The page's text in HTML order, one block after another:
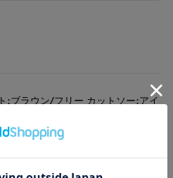
:ブラウン/フリー カットソー:アイ
ット風ニットはとても軽い素材で
口と裾だけがレースなのでポイン